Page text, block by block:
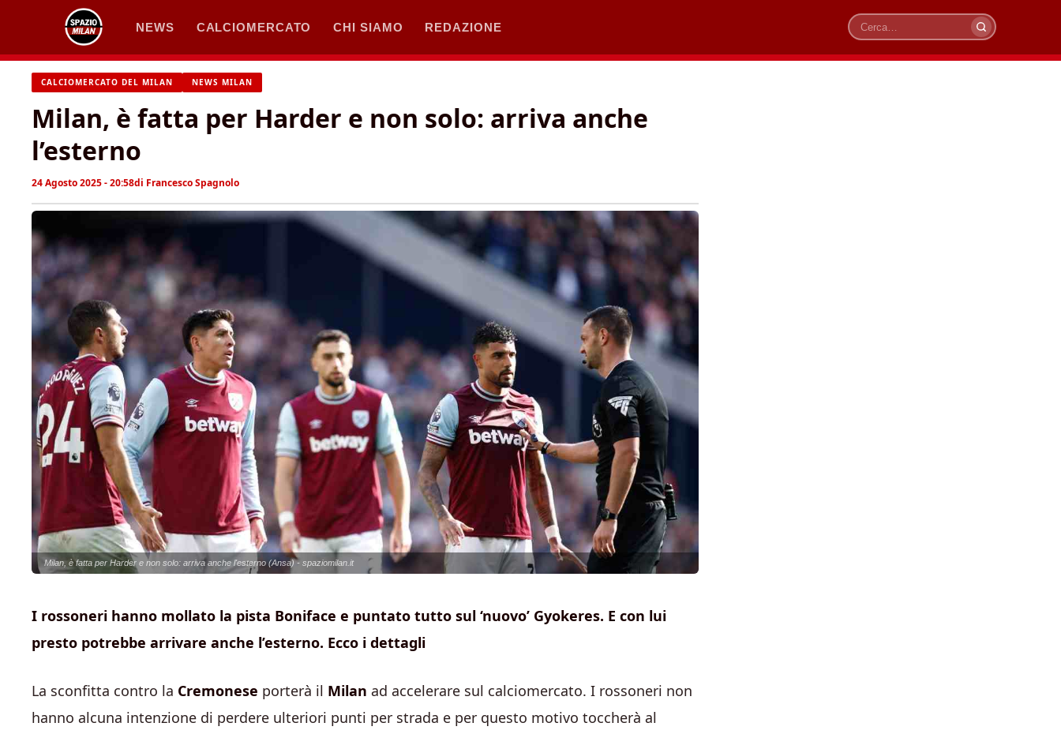
contenuto
NEWS CALCIOMERCATO CHI SIAMO REDAZIONE
Cerca
CALCIOMERCATO DEL MILAN NEWS MILAN
Milan, è fatta per Harder e non solo: arriva anche
l’esterno
24 Agosto 2025 - 20:58di Francesco Spagnolo
Milan, è fatta per Harder e non solo: arriva anche l'esterno (Ansa) - spaziomilan.it
I rossoneri hanno mollato la pista Boniface e puntato tutto sul ‘nuovo’ Gyokeres. E con lui
presto potrebbe arrivare anche l’esterno. Ecco i dettagli
La sconfitta contro la Cremonese porterà il Milan ad accelerare sul calciomercato. I rossoneri non
hanno alcuna intenzione di perdere ulteriori punti per strada e per questo motivo toccherà al